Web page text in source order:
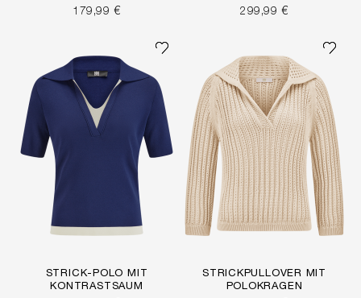
179,99 € 299,99 €
STRICK-POLO MIT
KONTRASTSAUM
STRICKPULLOVER MIT
POLOKRAGEN